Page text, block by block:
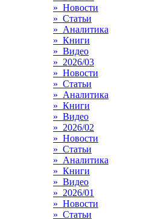
» Новости
» Статьи
» Аналитика
» Книги
» Видео
» 2026/03
» Новости
» Статьи
» Аналитика
» Книги
» Видео
» 2026/02
» Новости
» Статьи
» Аналитика
» Книги
» Видео
» 2026/01
» Новости
» Статьи